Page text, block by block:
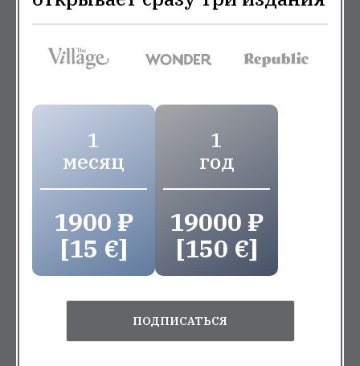
1
месяц
1900 ₽
[15 €]
1
год
19000 ₽
[150 €]
ПОДПИСАТЬСЯ